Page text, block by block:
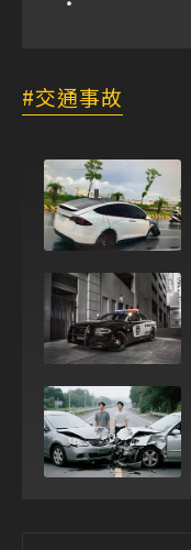
交通事故